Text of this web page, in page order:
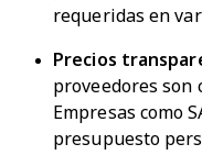
requeridas en
Precios
proveedores son
Empresas como
presupuesto